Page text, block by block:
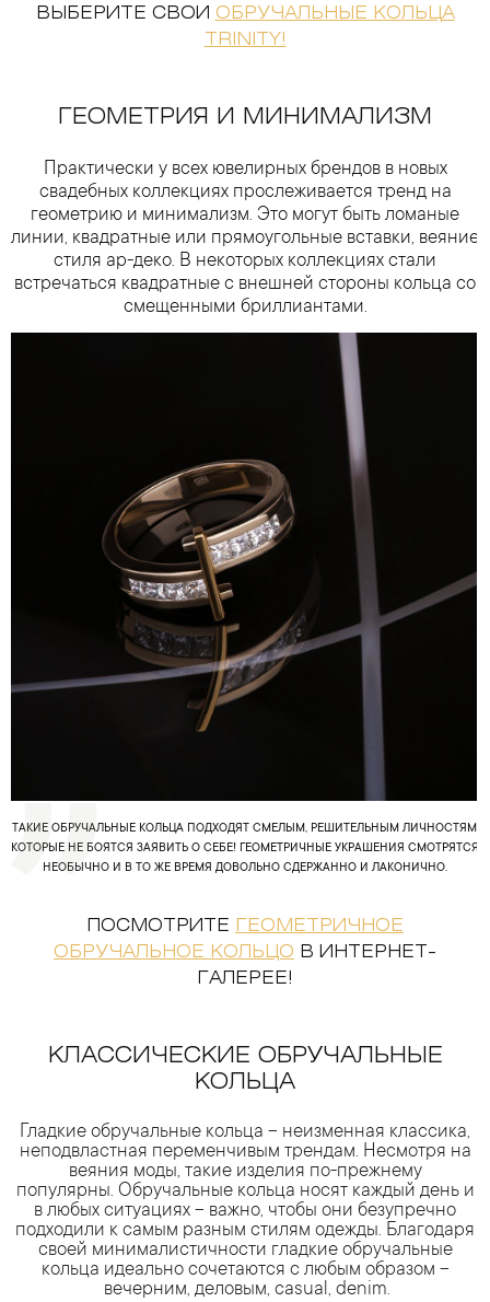
ВЫБЕРИТЕ СВОИ ОБРУЧАЛЬНЫЕ КОЛЬЦА
TRINITY!
ГЕОМЕТРИЯ И МИНИМАЛИЗМ
Практически у всех ювелирных брендов в новых
свадебных коллекциях прослеживается тренд на
геометрию и минимализм. Это могут быть ломаные
линии, квадратные или прямоугольные вставки, веяние
стиля ар-деко. В некоторых коллекциях стали
встречаться квадратные с внешней стороны кольца со
смещенными бриллиантами.
ТАКИЕ ОБРУЧАЛЬНЫЕ КОЛЬЦА ПОДХОДЯТ СМЕЛЫМ, РЕШИТЕЛЬНЫМ ЛИЧНОСТЯМ,
КОТОРЫЕ НЕ БОЯТСЯ ЗАЯВИТЬ О СЕБЕ! ГЕОМЕТРИЧНЫЕ УКРАШЕНИЯ СМОТРЯТСЯ
НЕОБЫЧНО И В ТО ЖЕ ВРЕМЯ ДОВОЛЬНО СДЕРЖАННО И ЛАКОНИЧНО.
ПОСМОТРИТЕ
ГЕОМЕТРИЧНОЕ
ОБРУЧАЛЬНОЕ КОЛЬЦО В ИНТЕРНЕТ-
ГАЛЕРЕЕ!
КЛАССИЧЕСКИЕ ОБРУЧАЛЬНЫЕ
КОЛЬЦА
Гладкие обручальные кольца – неизменная классика,
неподвластная переменчивым трендам. Несмотря на
веяния моды, такие изделия по-прежнему
популярны. Обручальные кольца носят каждый день и
в любых ситуациях – важно, чтобы они безупречно
подходили к самым разным стилям одежды. Благодаря
своей минималистичности гладкие обручальные
кольца идеально сочетаются с любым образом –
вечерним, деловым, casual, denim.